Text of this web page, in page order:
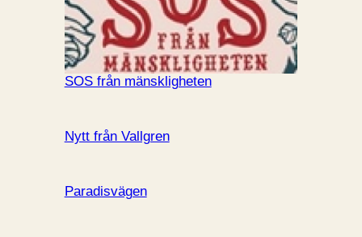
SOS från mänskligheten
Nytt från Vallgren
Paradisvägen